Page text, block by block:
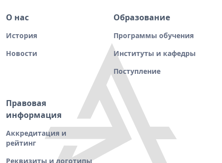
О нас
История
Новости
Образование
Программы обучения
Институты и кафедры
Поступление
Правовая
информация
Аккредитация и
рейтинг
Реквизиты и логотипы